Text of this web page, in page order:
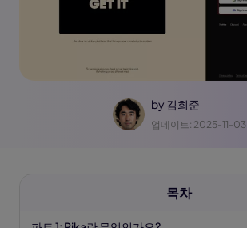
by 김희준
업데이트: 2025-11-03
목차